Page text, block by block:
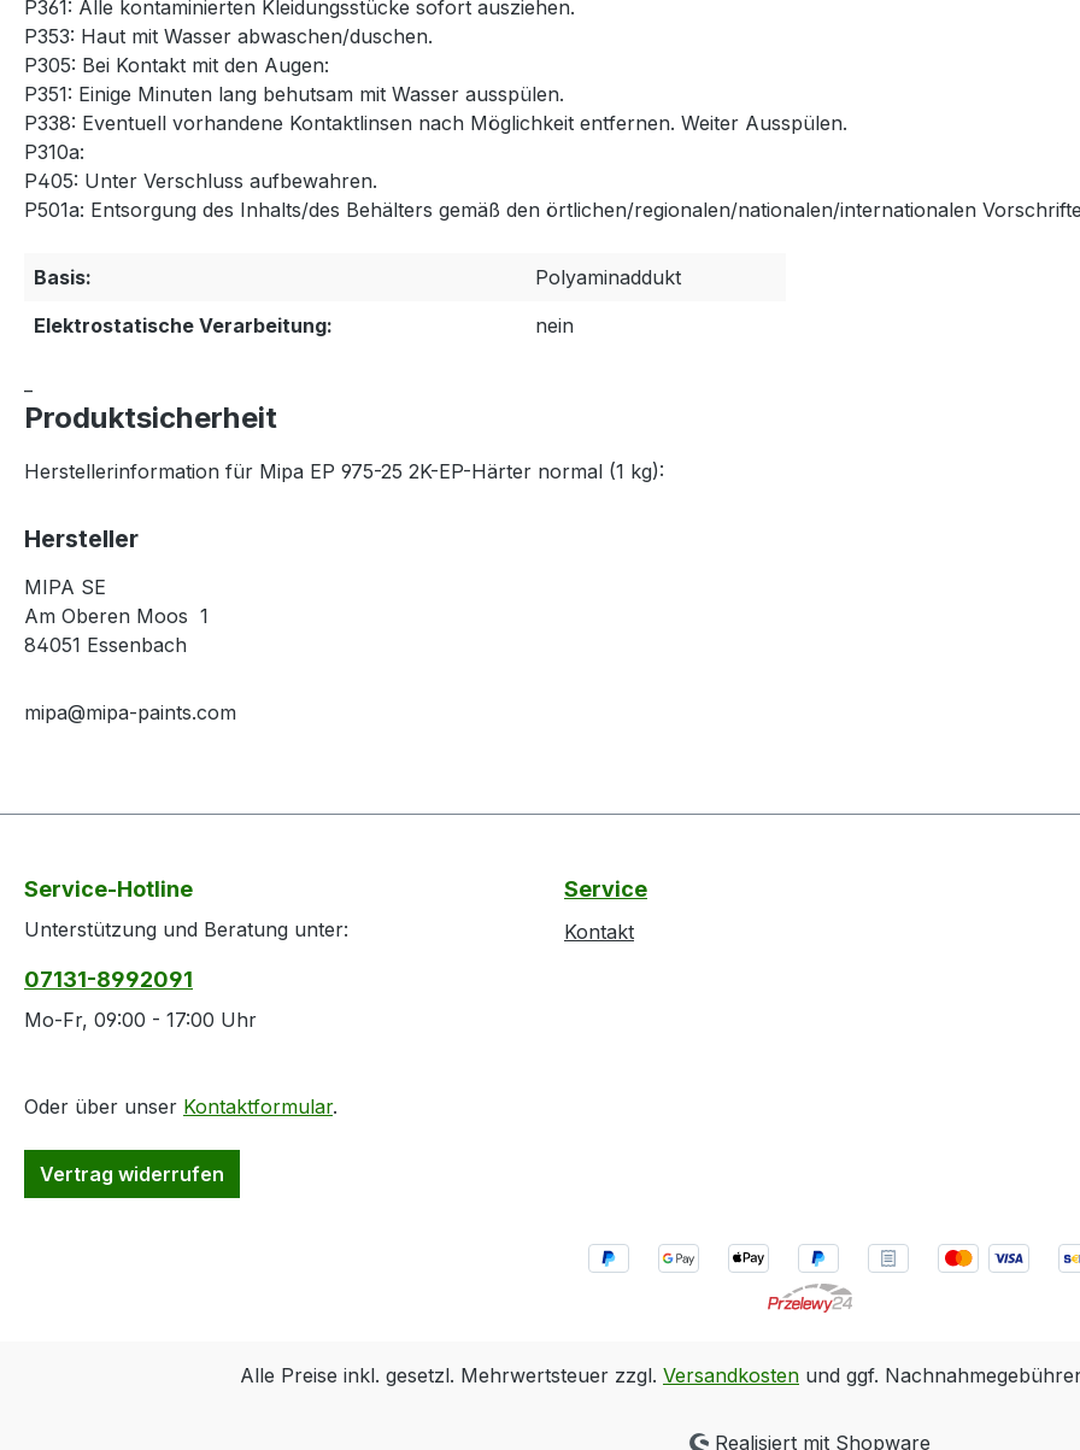
P361: Alle kontaminierten Kleidungsstücke sofort ausziehen.
P353: Haut mit Wasser abwaschen/duschen.
P305: Bei Kontakt mit den Augen:
P351: Einige Minuten lang behutsam mit Wasser ausspülen.
P338: Eventuell vorhandene Kontaktlinsen nach Möglichkeit entfernen. Weiter Ausspülen.
P310a:
P405: Unter Verschluss aufbewahren.
P501a: Entsorgung des Inhalts/des Behälters gemäß den örtlichen/regionalen/nationalen/internationalen
Basis:
Polyaminaddukt
Elektrostatische Verarbeitung:
nein
Produktsicherheit
Herstellerinformation für Mipa EP 975-25 2K-EP-Härter normal (1 kg):
Hersteller
MIPA SE
Am Oberen Moos 1
84051 Essenbach
mipa@mipa-paints.com
Service-Hotline
Unterstützung und Beratung unter:
07131-8992091
Mo-Fr, 09:00 - 17:00 Uhr
Oder über unser Kontaktformular.
Vertrag widerrufen
Service
Kontakt
Alle Preise inkl. gesetzl. Mehrwertsteuer zzgl. Versandkosten und ggf.
Realisiert mit Shopware